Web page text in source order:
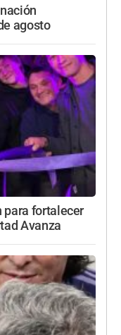
agosto
para fortalecer
Avanza